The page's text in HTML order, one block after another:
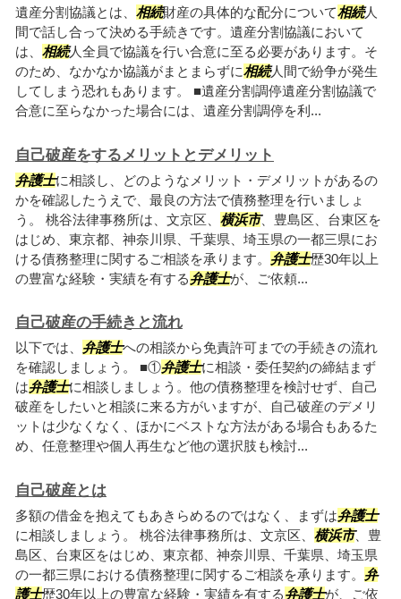
遺産分割協議とは、 相続財産の具体的な配分について相続人
間で話し合って決める手続きです。遺産分割協議において
は、 相続人全員で協議を行い合意に至る必要があります。そ
のため、なかなか協議がまとまらずに相続人間で紛争が発生
してしまう恐れもあります。 ■遺産分割調停遺産分割協議で
合意に至らなかった場合には、遺産分割調停を利...
自己破産をするメリットとデメリット
弁護士に相談し、どのようなメリット・デメリットがあるの
かを確認したうえで、最良の方法で債務整理を行いましょ
う。 桃谷法律事務所は、文京区、 横浜市、豊島区、台東区を
はじめ、東京都、神奈川県、千葉県、埼玉県の一都三県にお
ける債務整理に関するご相談を承ります。 弁護士歴30年以上
の豊富な経験・実績を有する弁護士が、ご依頼...
自己破産の手続きと流れ
以下では、 弁護士への相談から免責許可までの手続きの流れ
を確認しましょう。 ■①弁護士に相談・委任契約の締結まず
は弁護士に相談しましょう。他の債務整理を検討せず、自己
破産をしたいと相談に来る方がいますが、自己破産のデメリ
ットは少なくなく、ほかにベストな方法がある場合もあるた
め、任意整理や個人再生など他の選択肢も検討...
自己破産とは
多額の借金を抱えてもあきらめるのではなく、まずは弁護士
に相談しましょう。 桃谷法律事務所は、文京区、 横浜市、豊
島区、台東区をはじめ、東京都、神奈川県、千葉県、埼玉県
の一都三県における債務整理に関するご相談を承ります。 弁
護士歴30年以上の豊富な経験・実績を有する弁護士が、ご依